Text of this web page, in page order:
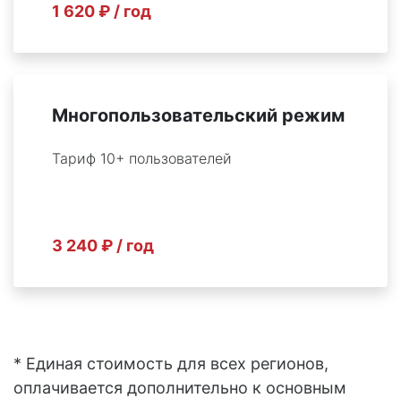
1 620 ₽ / год
Многопользовательский режим
Тариф 10+ пользователей
3 240 ₽ / год
* Единая стоимость для всех регионов,
оплачивается дополнительно к основным